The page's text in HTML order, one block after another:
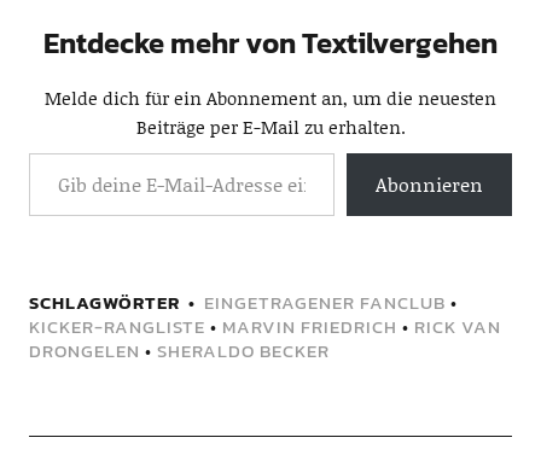
Entdecke mehr von Textilvergehen
Melde dich für ein Abonnement an, um die neuesten
Beiträge per E-Mail zu erhalten.
Abonnieren
SCHLAGWÖRTER EINGETRAGENER FANCLUB •
KICKER-RANGLISTE • MARVIN FRIEDRICH • RICK VAN
DRONGELEN • SHERALDO BECKER